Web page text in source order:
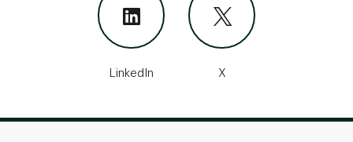
LinkedIn X